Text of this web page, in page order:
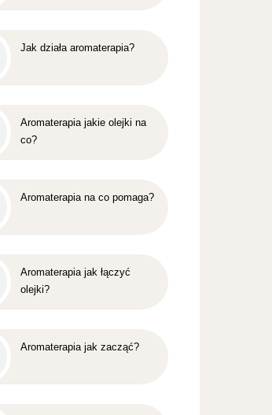
Jak działa aromaterapia?
Aromaterapia jakie olejki na
co?
Aromaterapia na co pomaga?
Aromaterapia jak łączyć
olejki?
Aromaterapia jak zacząć?